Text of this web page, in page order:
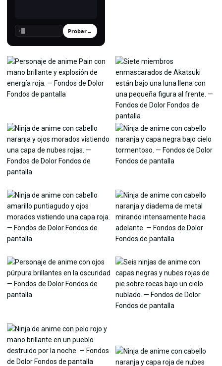
› Probar→